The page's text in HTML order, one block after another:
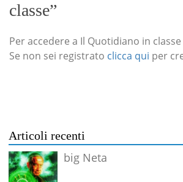
classe”
Per accedere a Il Quotidiano in
Se non sei registrato clicca qui per
Articoli recenti
big Neta